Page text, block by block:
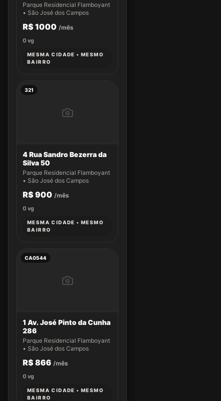
Parque Residencial Flamboyant
• São José dos Campos
R$ 1000 /mês
0 vg
MESMA CIDADE • MESMO
BAIRRO
321
4 Rua Sandro Bezerra da
Silva 50
Parque Residencial Flamboyant
• São José dos Campos
R$ 900 /mês
0 vg
MESMA CIDADE • MESMO
BAIRRO
CA0544
1 Av. José Pinto da Cunha
286
Parque Residencial Flamboyant
• São José dos Campos
R$ 866 /mês
0 vg
MESMA CIDADE • MESMO
BAIRRO